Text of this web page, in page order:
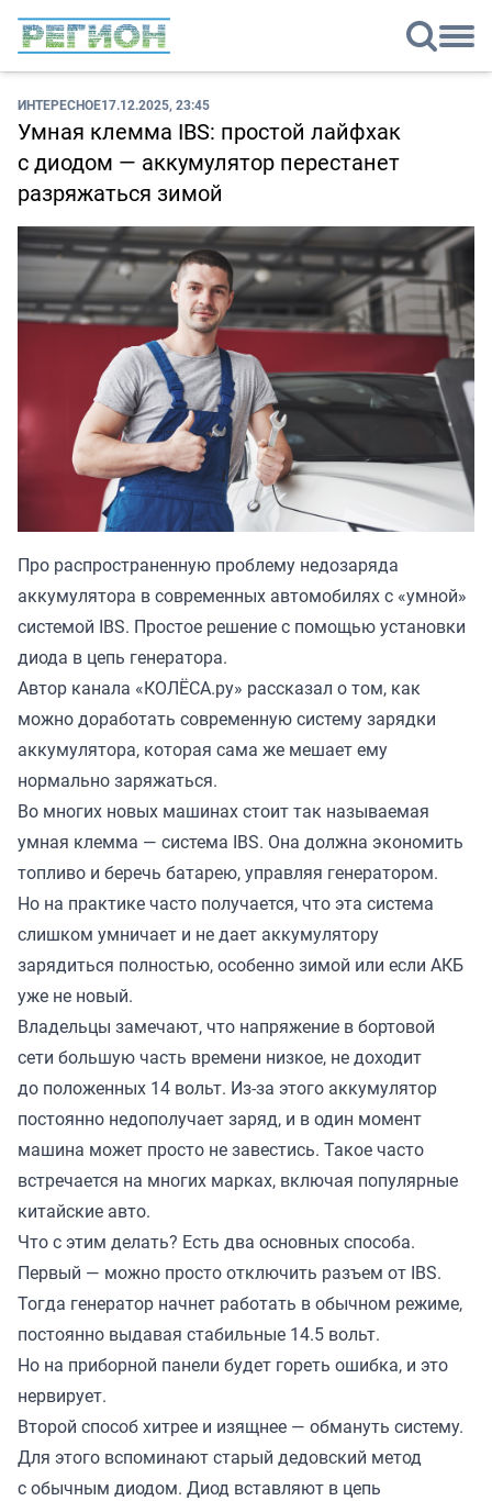
ИНТЕРЕСНОЕ17.12.2025, 23:45
Умная клемма IBS: простой лайфхак
с диодом — аккумулятор перестанет
разряжаться зимой
Про распространенную проблему недозаряда
аккумулятора в современных автомобилях с «умной»
системой IBS. Простое решение с помощью установки
диода в цепь генератора.
Автор канала «КОЛЁСА.ру» рассказал о том, как
можно доработать современную систему зарядки
аккумулятора, которая сама же мешает ему
нормально заряжаться.
Во многих новых машинах стоит так называемая
умная клемма — система IBS. Она должна экономить
топливо и беречь батарею, управляя генератором.
Но на практике часто получается, что эта система
слишком умничает и не дает аккумулятору
зарядиться полностью, особенно зимой или если АКБ
уже не новый.
Владельцы замечают, что напряжение в бортовой
сети большую часть времени низкое, не доходит
до положенных 14 вольт. Из-за этого аккумулятор
постоянно недополучает заряд, и в один момент
машина может просто не завестись. Такое часто
встречается на многих марках, включая популярные
китайские авто.
Что с этим делать? Есть два основных способа.
Первый — можно просто отключить разъем от IBS.
Тогда генератор начнет работать в обычном режиме,
постоянно выдавая стабильные 14.5 вольт.
Но на приборной панели будет гореть ошибка, и это
нервирует.
Второй способ хитрее и изящнее — обмануть систему.
Для этого вспоминают старый дедовский метод
с обычным диодом. Диод вставляют в цепь